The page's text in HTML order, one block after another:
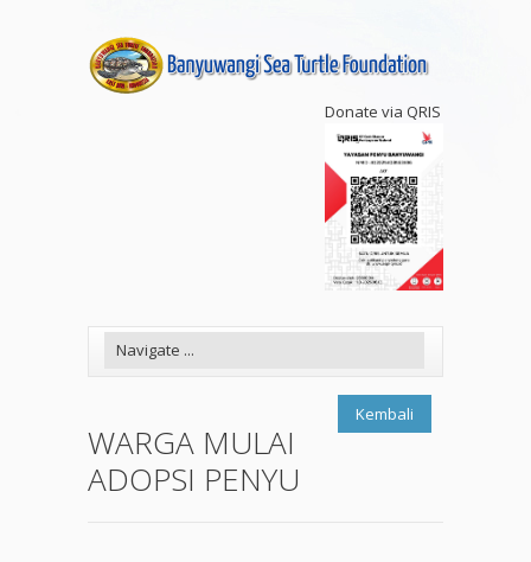
Donate via QRIS
Kembali
WARGA MULAI
ADOPSI PENYU